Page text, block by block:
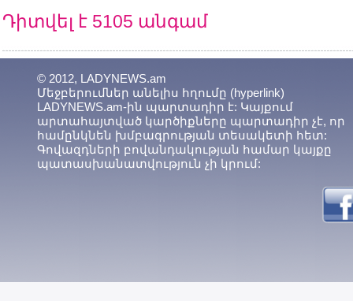
Դիտվել է 5105 անգամ
© 2012, LADYNEWS.am
Մեջբերումներ անելիս հղումը (hyperlink)
LADYNEWS.am-ին պարտադիր է: Կայքում
արտահայտված կարծիքները պարտադիր չէ, որ
համընկնեն խմբագրության տեսակետի հետ:
Գովազդների բովանդակության համար կայքը
պատասխանատվություն չի կրում: